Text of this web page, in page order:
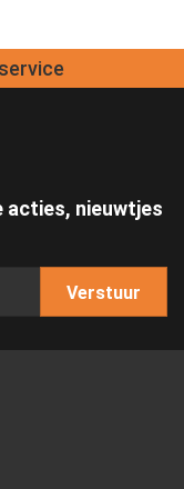
acties, nieuwtjes
Verstuur